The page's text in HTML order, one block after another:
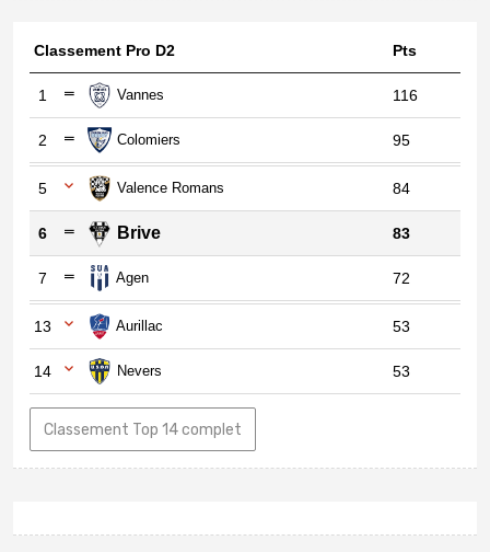
Classement Pro D2 Pts
1 Vannes 116
2 Colomiers 95
5 Valence Romans 84
6 Brive 83
7 Agen 72
13 Aurillac 53
14 Nevers 53
Classement Top 14 complet